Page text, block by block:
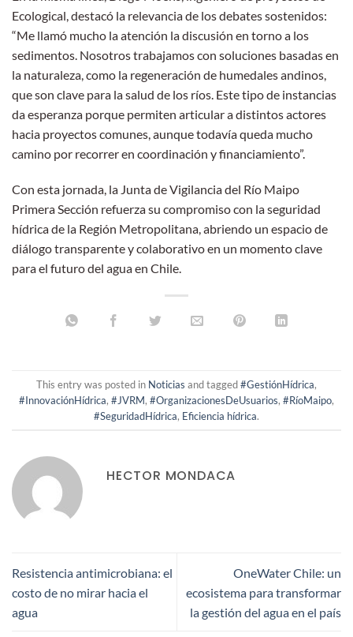
Ecological, destacó la relevancia de los debates sostenidos:
“Me llamó mucho la atención la discusión en torno a los
sedimentos. Nosotros trabajamos con soluciones basadas en
la naturaleza, como la regeneración de humedales andinos,
que son clave para la salud de los ríos. Este tipo de instancias
da esperanza porque permiten articular a distintos actores
hacia proyectos comunes, aunque todavía queda mucho
camino por recorrer en coordinación y financiamiento”.
Con esta jornada, la Junta de Vigilancia del Río Maipo
Primera Sección refuerza su compromiso con la seguridad
hídrica de la Región Metropolitana, abriendo un espacio de
diálogo transparente y colaborativo en un momento clave
para el futuro del agua en Chile.
This entry was posted in Noticias and tagged#GestiónHídrica,
#InnovaciónHídrica, #JVRM, #OrganizacionesDeUsuarios, #RíoMaipo,
#SeguridadHídrica, Eficiencia hídrica.
HECTOR MONDACA
Resistencia antimicrobiana: el
costo de no mirar hacia el
agua
OneWater Chile: un
ecosistema para transformar
la gestión del agua en el país